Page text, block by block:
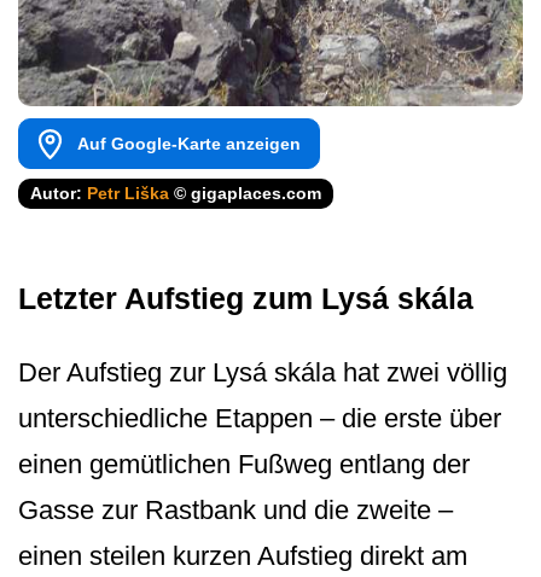
Auf Google-Karte anzeigen
Autor: Petr Liška © gigaplaces.com
Letzter Aufstieg zum Lysá skála
Der Aufstieg zur Lysá skála hat zwei völlig
unterschiedliche Etappen – die erste über
einen gemütlichen Fußweg entlang der
Gasse zur Rastbank und die zweite –
einen steilen kurzen Aufstieg direkt am